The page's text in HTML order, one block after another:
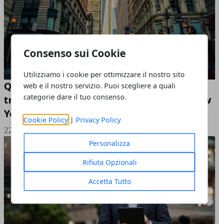
Consenso sui Cookie
Utilizziamo i cookie per ottimizzare il nostro sito
web e il nostro servizio. Puoi scegliere a quali
categorie dare il tuo consenso.
Cookie Policy | Privacy Policy
Personalizza
Rifiuta Opzionali
Accetta Tutto
Quando l'Irpinia parte per l'America: sulle
tracce degli emigranti tra le strade di New
York
22/07/2026